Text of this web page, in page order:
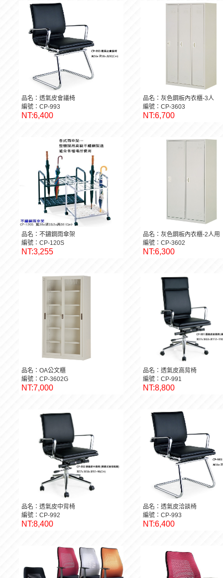
品名：透氣皮會議椅
編號：CP-993
NT:6,400
品名：灰色鋼板內衣櫃-3人
編號：CP-3603
NT:6,700
品名：不鏽鋼雨傘架
編號：CP-120S
NT:3,255
品名：灰色鋼板內衣櫃-2人用
編號：CP-3602
NT:6,300
品名：OA公文櫃
編號：CP-3602G
NT:7,000
品名：透氣皮高背椅
編號：CP-991
NT:8,800
品名：透氣皮中背椅
編號：CP-992
NT:8,400
品名：透氣皮洽談椅
編號：CP-993
NT:6,400